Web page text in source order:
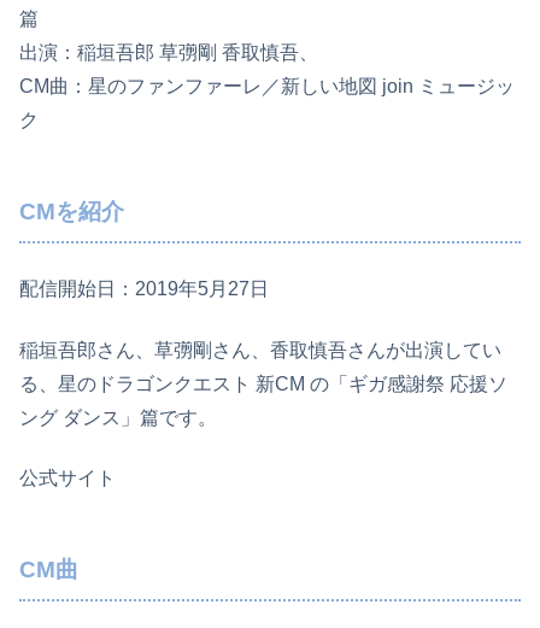
篇
出演：稲垣吾郎 草彅剛 香取慎吾、
CM曲：星のファンファーレ／新しい地図 join ミュージッ
ク
CMを紹介
配信開始日：2019年5月27日
稲垣吾郎さん、草彅剛さん、香取慎吾さんが出演してい
る、星のドラゴンクエスト 新CM の「ギガ感謝祭 応援ソ
ング ダンス」篇です。
公式サイト
CM曲